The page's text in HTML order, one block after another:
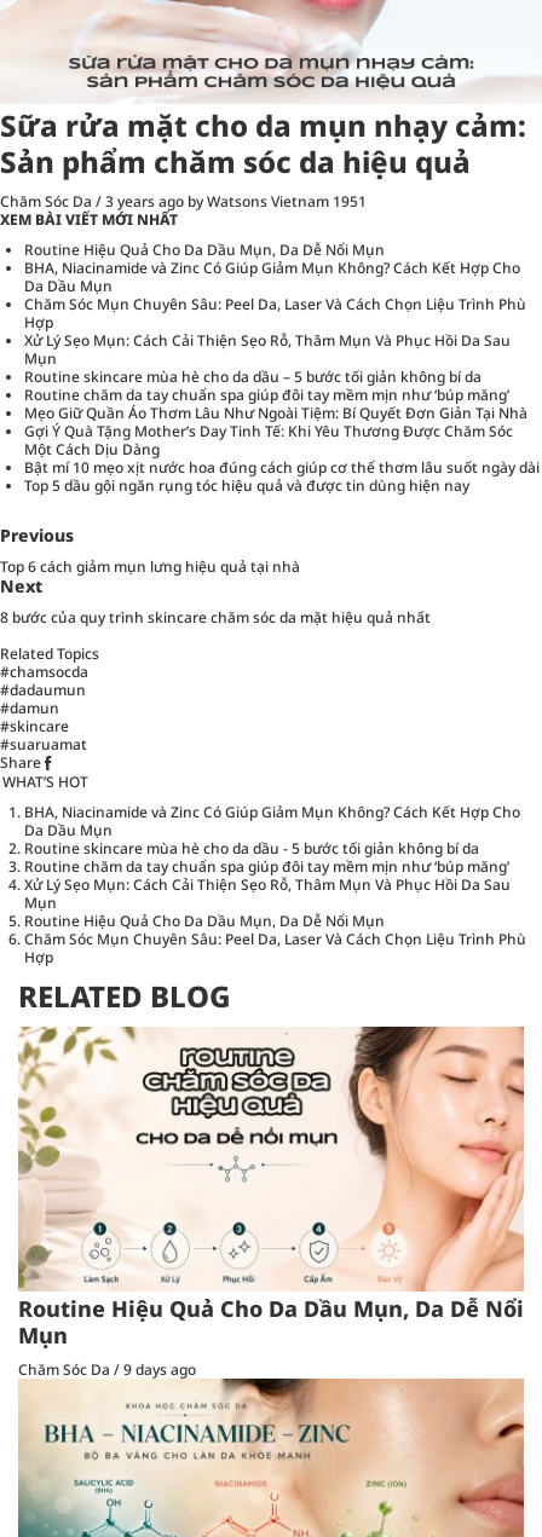
Sữa rửa mặt cho da mụn nhạy cảm:
Sản phẩm chăm sóc da hiệu quả
Chăm Sóc Da /3 years ago by Watsons Vietnam 1951
XEM BÀI VIẾT MỚI NHẤT
Routine Hiệu Quả Cho Da Dầu Mụn, Da Dễ Nổi Mụn
BHA, Niacinamide và Zinc Có Giúp Giảm Mụn Không? Cách Kết Hợp Cho
Da Dầu Mụn
Chăm Sóc Mụn Chuyên Sâu: Peel Da, Laser Và Cách Chọn Liệu Trình Phù
Hợp
Xử Lý Sẹo Mụn: Cách Cải Thiện Sẹo Rỗ, Thâm Mụn Và Phục Hồi Da Sau
Mụn
Routine skincare mùa hè cho da dầu – 5 bước tối giản không bí da
Routine chăm da tay chuẩn spa giúp đôi tay mềm mịn như ‘búp măng’
Mẹo Giữ Quần Áo Thơm Lâu Như Ngoài Tiệm: Bí Quyết Đơn Giản Tại Nhà
Gợi Ý Quà Tặng Mother’s Day Tinh Tế: Khi Yêu Thương Được Chăm Sóc
Một Cách Dịu Dàng
Bật mí 10 mẹo xịt nước hoa đúng cách giúp cơ thể thơm lâu suốt ngày dài
Top 5 dầu gội ngăn rụng tóc hiệu quả và được tin dùng hiện nay
Previous
Top 6 cách giảm mụn lưng hiệu quả tại nhà
Next
8 bước của quy trình skincare chăm sóc da mặt hiệu quả nhất
Related Topics
#chamsocda
#dadaumun
#damun
#skincare
#suaruamat
Share
WHAT’S HOT
BHA, Niacinamide và Zinc Có Giúp Giảm Mụn Không? Cách Kết Hợp Cho
Da Dầu Mụn
Routine skincare mùa hè cho da dầu - 5 bước tối giản không bí da
Routine chăm da tay chuẩn spa giúp đôi tay mềm mịn như ‘búp măng’
Xử Lý Sẹo Mụn: Cách Cải Thiện Sẹo Rỗ, Thâm Mụn Và Phục Hồi Da Sau
Mụn
Routine Hiệu Quả Cho Da Dầu Mụn, Da Dễ Nổi Mụn
Chăm Sóc Mụn Chuyên Sâu: Peel Da, Laser Và Cách Chọn Liệu Trình Phù
Hợp
RELATED BLOG
Routine Hiệu Quả Cho Da Dầu Mụn, Da Dễ Nổi
Mụn
Chăm Sóc Da /9 days ago